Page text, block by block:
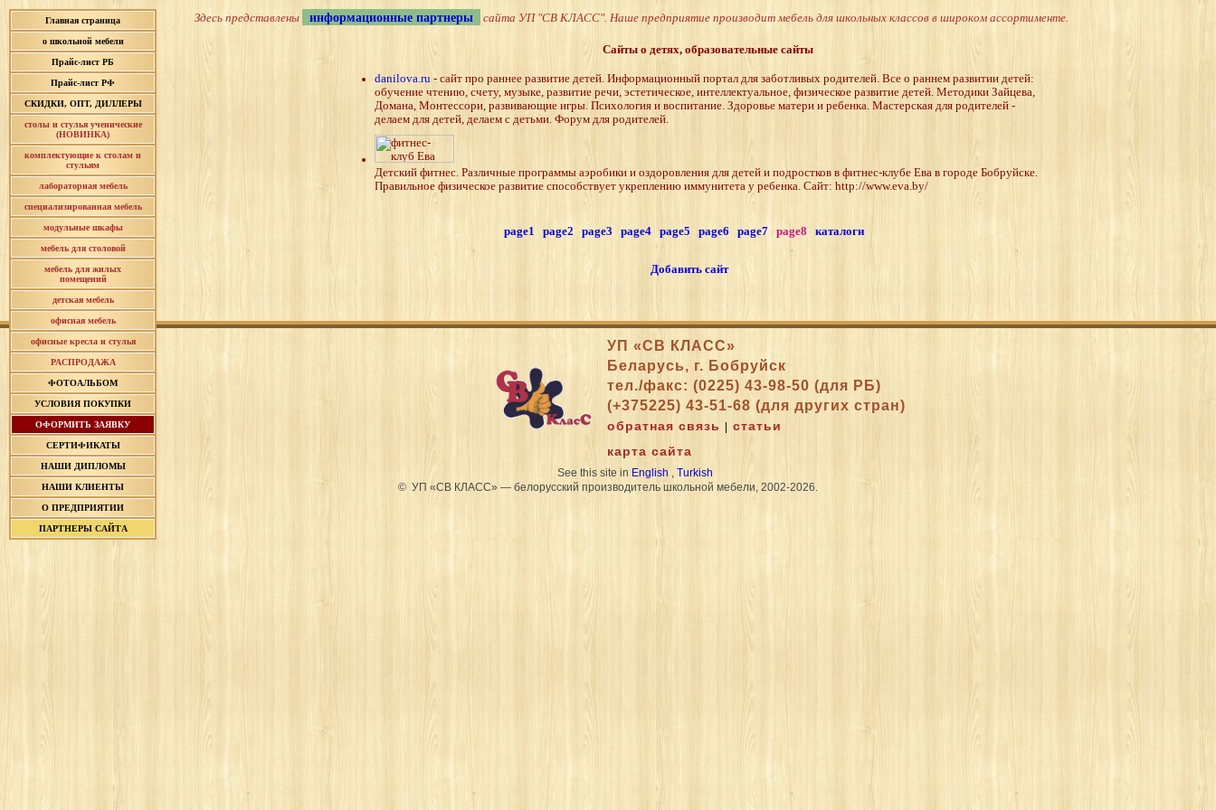
Главная страница
о школьной мебели
Прайс-лист РБ
Прайс-лист РФ
СКИДКИ, ОПТ, ДИЛЛЕРЫ
столы и стулья ученические
(НОВИНКА)
комплектующие к столам и
стульям
лабораторная мебель
специализированная мебель
модульные шкафы
мебель для столовой
мебель для жилых
помещений
детская мебель
офисная мебель
офисные кресла и стулья
РАСПРОДАЖА
ФОТОАЛЬБОМ
УСЛОВИЯ ПОКУПКИ
ОФОРМИТЬ ЗАЯВКУ
СЕРТИФИКАТЫ
НАШИ ДИПЛОМЫ
НАШИ КЛИЕНТЫ
О ПРЕДПРИЯТИИ
ПАРТНЕРЫ САЙТА
Здесь представлены информационные партнеры сайта УП "СВ КЛАСС". Наше предприятие производит мебель для школьных классов в широком ассортименте.
Cайты о детях, образовательные сайты
danilova.ru - сайт про раннее развитие детей. Информационный портал для заботливых родителей. Все о раннем развитии детей:
обучение чтению, счету, музыке, развитие речи, эстетическое, интеллектуальное, физическое развитие детей. Методики Зайцева,
Домана, Монтессори, развивающие игры. Психология и воспитание. Здоровье матери и ребенка. Мастерская для родителей -
делаем для детей, делаем с детьми. Форум для родителей.
Детский фитнес. Различные программы аэробики и оздоровления для детей и подростков в фитнес-клубе Ева в городе Бобруйске.
Правильное физическое развитие способствует укреплению иммунитета у ребенка. Сайт: http://www.eva.by/
page1 page2 page3 page4 page5 page6 page7page8 каталоги
Добавить сайт
УП «СВ КЛАСС»
Беларусь, г. Бобруйск
тел./факс: (0225) 43-98-50 (для РБ)
(+375225) 43-51-68 (для других стран)
обратная связь статьи
карта сайта
See this site in English , Turkish
© УП «СВ КЛАСС» — белорусский производитель школьной мебели, 2002-2026.